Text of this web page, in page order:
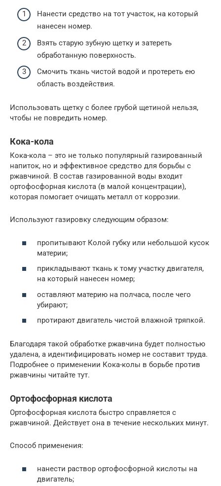
Нанести средство на тот участок, на который
нанесен номер.
Взять старую зубную щетку и затереть
обработанную поверхность.
Смочить ткань чистой водой и протереть ею
область воздействия.
Использовать щетку с более грубой щетиной нельзя,
чтобы не повредить номер.
Кока-кола
Кока-кола – это не только популярный газированный
напиток, но и эффективное средство для борьбы с
ржавчиной. В состав газированной воды входит
ортофосфорная кислота (в малой концентрации),
которая помогает очищать металл от коррозии.
Используют газировку следующим образом:
пропитывают Колой губку или небольшой кусок
материи;
прикладывают ткань к тому участку двигателя,
на который нанесен номер;
оставляют материю на полчаса, после чего
убирают;
протирают двигатель чистой влажной тряпкой.
Благодаря такой обработке ржавчина будет полностью
удалена, а идентифицировать номер не составит труда.
Подробнее о применении Кока-колы в борьбе против
ржавчины читайте тут.
Ортофосфорная кислота
Ортофосфорная кислота быстро справляется с
ржавчиной. Действует она в течение нескольких минут.
Способ применения:
нанести раствор ортофосфорной кислоты на
двигатель;